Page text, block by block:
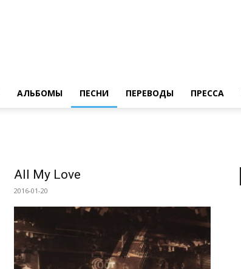
АЛЬБОМЫ ПЕСНИ ПЕРЕВОДЫ ПРЕССА
All My Love
2016-01-20